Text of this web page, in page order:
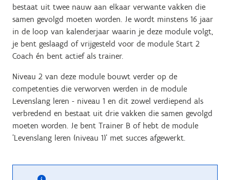
bestaat uit twee nauw aan elkaar verwante vakken die
samen gevolgd moeten worden. Je wordt minstens 16 jaar
in de loop van kalenderjaar waarin je deze module volgt,
je bent geslaagd of vrijgesteld voor de module Start 2
Coach én bent actief als trainer.
Niveau 2 van deze module bouwt verder op de
competenties die verworven werden in de module
Levenslang leren - niveau 1 en dit zowel verdiepend als
verbredend en bestaat uit drie vakken die samen gevolgd
moeten worden. Je bent Trainer B of hebt de module
'Levenslang leren (niveau 1)' met succes afgewerkt.